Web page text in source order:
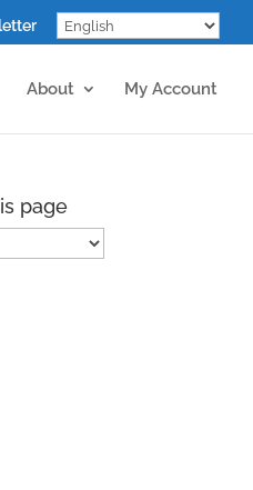
About My Account
page